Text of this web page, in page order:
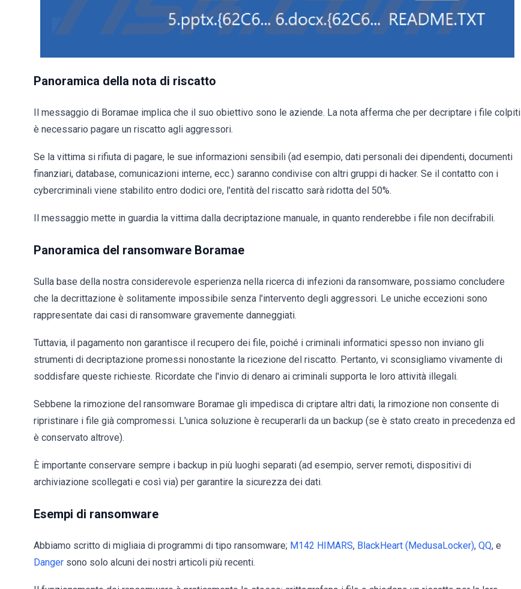
Panoramica della nota di riscatto
Il messaggio di Boramae implica che il suo obiettivo sono le aziende. La nota afferma che per decriptare i file colpiti
è necessario pagare un riscatto agli aggressori.
Se la vittima si rifiuta di pagare, le sue informazioni sensibili (ad esempio, dati personali dei dipendenti, documenti
finanziari, database, comunicazioni interne, ecc.) saranno condivise con altri gruppi di hacker. Se il contatto con i
cybercriminali viene stabilito entro dodici ore, l'entità del riscatto sarà ridotta del 50%.
Il messaggio mette in guardia la vittima dalla decriptazione manuale, in quanto renderebbe i file non decifrabili.
Panoramica del ransomware Boramae
Sulla base della nostra considerevole esperienza nella ricerca di infezioni da ransomware, possiamo concludere
che la decrittazione è solitamente impossibile senza l'intervento degli aggressori. Le uniche eccezioni sono
rappresentate dai casi di ransomware gravemente danneggiati.
Tuttavia, il pagamento non garantisce il recupero dei file, poiché i criminali informatici spesso non inviano gli
strumenti di decriptazione promessi nonostante la ricezione del riscatto. Pertanto, vi sconsigliamo vivamente di
soddisfare queste richieste. Ricordate che l'invio di denaro ai criminali supporta le loro attività illegali.
Sebbene la rimozione del ransomware Boramae gli impedisca di criptare altri dati, la rimozione non consente di
ripristinare i file già compromessi. L'unica soluzione è recuperarli da un backup (se è stato creato in precedenza ed
è conservato altrove).
È importante conservare sempre i backup in più luoghi separati (ad esempio, server remoti, dispositivi di
archiviazione scollegati e così via) per garantire la sicurezza dei dati.
Esempi di ransomware
Abbiamo scritto di migliaia di programmi di tipo ransomware; M142 HIMARS, BlackHeart (MedusaLocker), QQ, e
Danger sono solo alcuni dei nostri articoli più recenti.